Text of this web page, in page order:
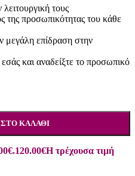
τους
της προσωπικότητας του κάθε
μεγάλη επίδραση στην
και αναδείξτε το προσωπικό
ΚΑΛΆΘΙ
120.00€Η τρέχουσα τιμή